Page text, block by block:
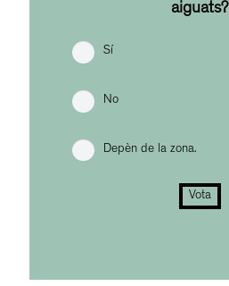
aiguats?
Sí
No
Depèn de la zona.
Vota